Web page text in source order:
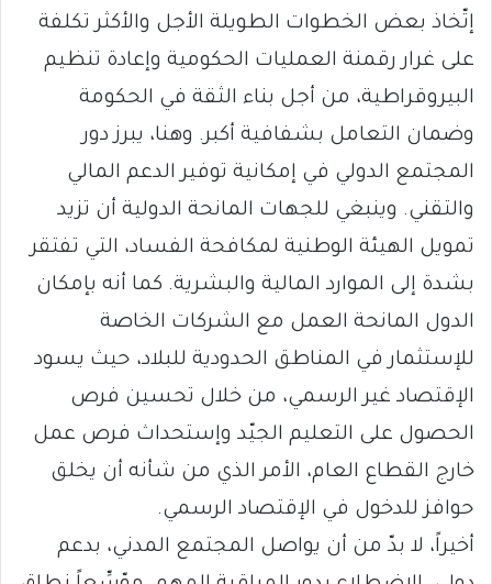
إتّخاذ بعض الخطوات الطويلة الأجل والأكثر تكلفة
على غرار رقمنة العمليات الحكومية وإعادة تنظيم
البيروقراطية، من أجل بناء الثقة في الحكومة
وضمان التعامل بشفافية أكبر. وهنا، يبرز دور
المجتمع الدولي في إمكانية توفير الدعم المالي
والتقني. وينبغي للجهات المانحة الدولية أن تزيد
تمويل الهيئة الوطنية لمكافحة الفساد، التي تفتقر
بشدة إلى الموارد المالية والبشرية. كما أنه بإمكان
الدول المانحة العمل مع الشركات الخاصة
للإستثمار في المناطق الحدودية للبلاد، حيث يسود
الإقتصاد غير الرسمي، من خلال تحسين فرص
الحصول على التعليم الجيّد وإستحداث فرص عمل
خارج القطاع العام، الأمر الذي من شأنه أن يخلق
حوافز للدخول في الإقتصاد الرسمي.
أخيراً، لا بدّ من أن يواصل المجتمع المدني، بدعم